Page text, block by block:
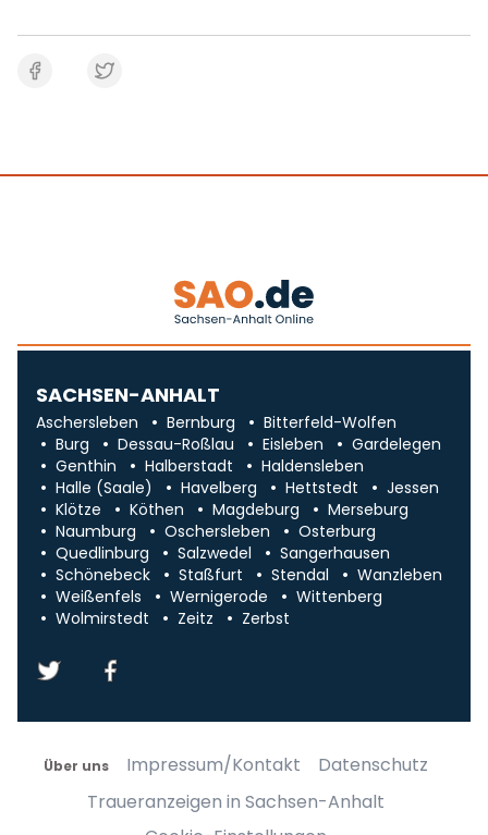
SACHSEN-ANHALT
Aschersleben Bernburg
Bitterfeld-Wolfen
Burg
Dessau-Roßlau Eisleben
Gardelegen
Genthin
Halberstadt
Haldensleben
Halle (Saale)
Havelberg Hettstedt
Jessen
Klötze
Köthen Magdeburg
Merseburg
Naumburg
Oschersleben
Osterburg
Quedlinburg
Salzwedel
Sangerhausen
Schönebeck
Staßfurt Stendal
Wanzleben
Weißenfels
Wernigerode
Wittenberg
Wolmirstedt
Zeitz Zerbst
Über uns Impressum/Kontakt
Datenschutz
Traueranzeigen in Sachsen-Anhalt